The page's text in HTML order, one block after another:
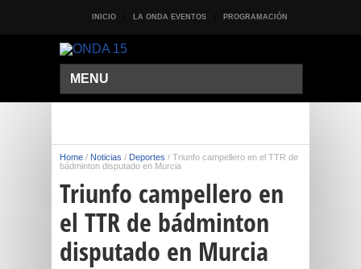
INICIO LA ONDA EVENTOS PROGRAMACIÓN
MENU
Home / Noticias / Deportes / Triunfo campellero en el TTR de
bádminton disputado en Murcia
Triunfo campellero en
el TTR de bádminton
disputado en Murcia